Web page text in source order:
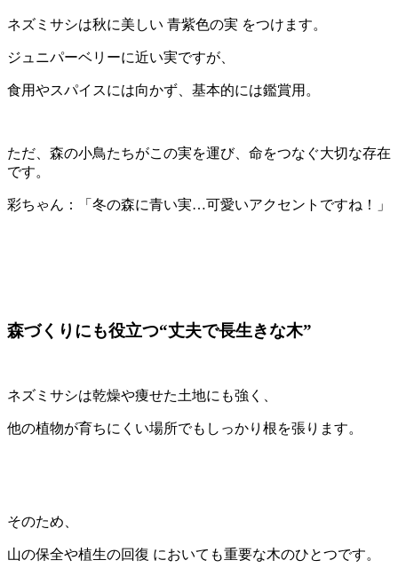
ネズミサシは秋に美しい 青紫色の実 をつけます。
ジュニパーベリーに近い実ですが、
食用やスパイスには向かず、基本的には鑑賞用。
ただ、森の小鳥たちがこの実を運び、命をつなぐ大切な存在
です。
彩ちゃん：「冬の森に青い実…可愛いアクセントですね！」
森づくりにも役立つ“丈夫で長生きな木”
ネズミサシは乾燥や痩せた土地にも強く、
他の植物が育ちにくい場所でもしっかり根を張ります。
そのため、
山の保全や植生の回復 においても重要な木のひとつです。